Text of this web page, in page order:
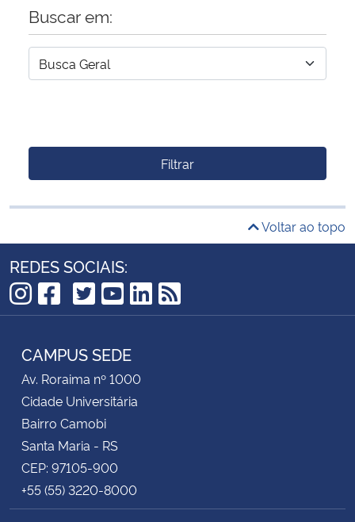
Buscar em:
Filtrar
Voltar ao topo
REDES SOCIAIS:
Instagram
Facebook
TikTok
Twitter
YouTube
LinkedIn
RSS
CAMPUS SEDE
Av. Roraima nº 1000
Cidade Universitária
Bairro Camobi
Santa Maria - RS
CEP: 97105-900
+55 (55) 3220-8000